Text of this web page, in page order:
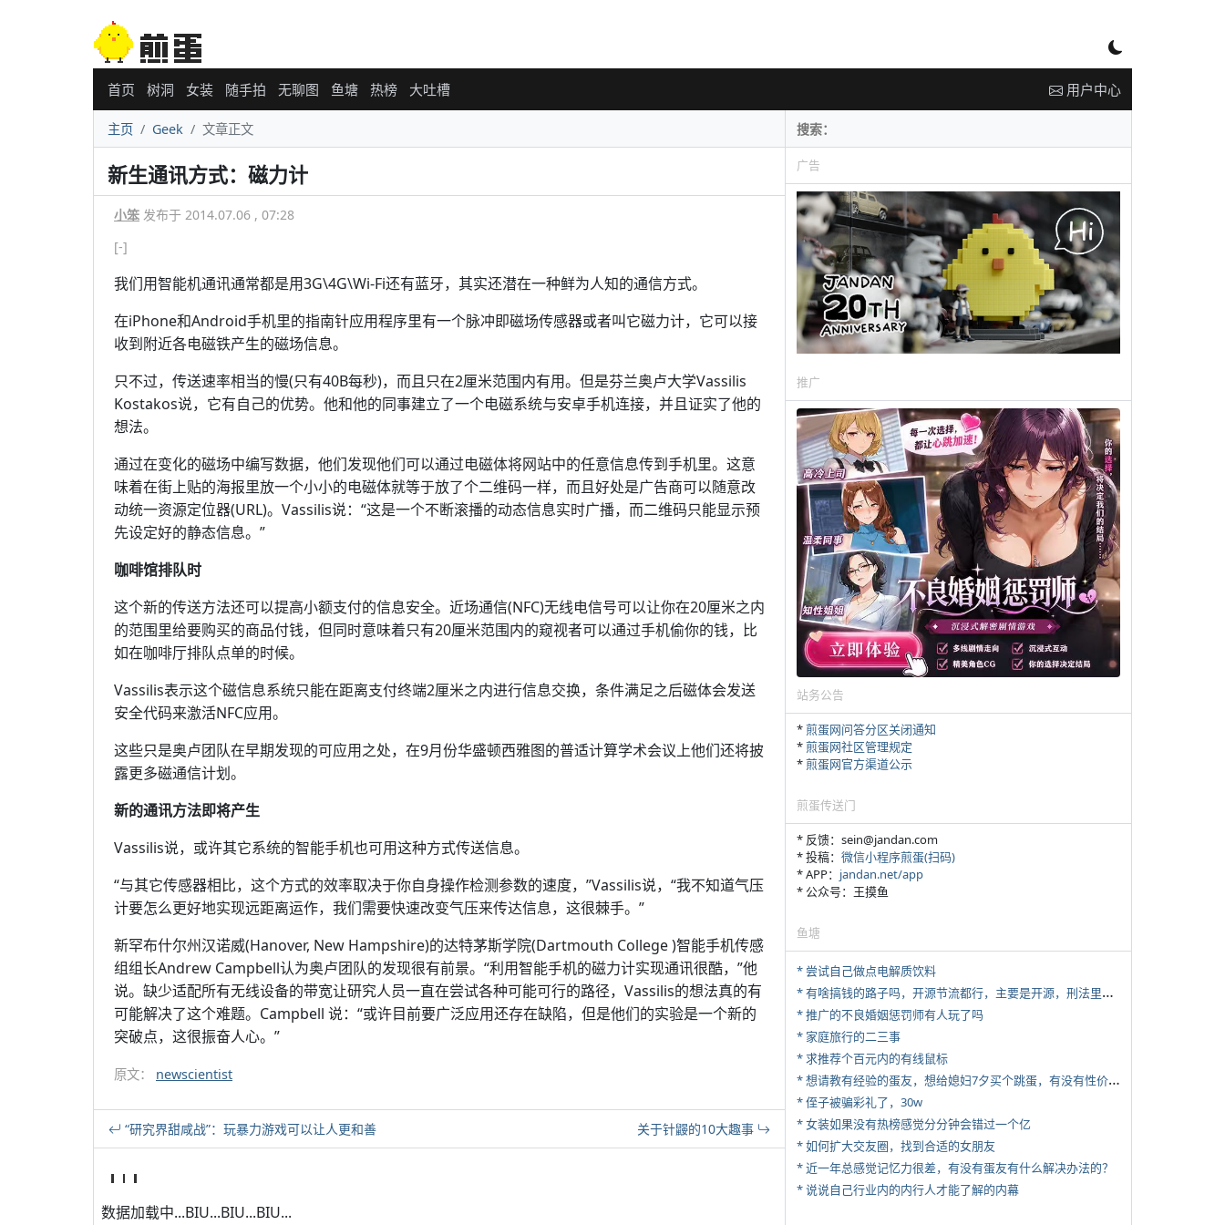
首页 树洞 女装 随手拍 无聊图 鱼塘 热榜 大吐槽 用户中心
主页 Geek 文章正文
新生通讯方式：磁力计
小笨 发布于 2014.07.06 , 07:28
[-]
我们用智能机通讯通常都是用3G\4G\Wi-Fi还有蓝牙，其实还潜在一种鲜为人知的通信方式。
在iPhone和Android手机里的指南针应用程序里有一个脉冲即磁场传感器或者叫它磁力计，它可以接
收到附近各电磁铁产生的磁场信息。
只不过，传送速率相当的慢(只有40B每秒)，而且只在2厘米范围内有用。但是芬兰奥卢大学Vassilis
Kostakos说，它有自己的优势。他和他的同事建立了一个电磁系统与安卓手机连接，并且证实了他的
想法。
通过在变化的磁场中编写数据，他们发现他们可以通过电磁体将网站中的任意信息传到手机里。这意
味着在街上贴的海报里放一个小小的电磁体就等于放了个二维码一样，而且好处是广告商可以随意改
动统一资源定位器(URL)。Vassilis说：“这是一个不断滚播的动态信息实时广播，而二维码只能显示预
先设定好的静态信息。”
咖啡馆排队时
这个新的传送方法还可以提高小额支付的信息安全。近场通信(NFC)无线电信号可以让你在20厘米之内
的范围里给要购买的商品付钱，但同时意味着只有20厘米范围内的窥视者可以通过手机偷你的钱，比
如在咖啡厅排队点单的时候。
Vassilis表示这个磁信息系统只能在距离支付终端2厘米之内进行信息交换，条件满足之后磁体会发送
安全代码来激活NFC应用。
这些只是奥卢团队在早期发现的可应用之处，在9月份华盛顿西雅图的普适计算学术会议上他们还将披
露更多磁通信计划。
新的通讯方法即将产生
Vassilis说，或许其它系统的智能手机也可用这种方式传送信息。
“与其它传感器相比，这个方式的效率取决于你自身操作检测参数的速度，”Vassilis说，“我不知道气压
计要怎么更好地实现远距离运作，我们需要快速改变气压来传达信息，这很棘手。”
新罕布什尔州汉诺威(Hanover, New Hampshire)的达特茅斯学院(Dartmouth College )智能手机传感
组组长Andrew Campbell认为奥卢团队的发现很有前景。“利用智能手机的磁力计实现通讯很酷，”他
说。缺少适配所有无线设备的带宽让研究人员一直在尝试各种可能可行的路径，Vassilis的想法真的有
可能解决了这个难题。Campbell 说：“或许目前要广泛应用还存在缺陷，但是他们的实验是一个新的
突破点，这很振奋人心。”
原文： newscientist
“研究界甜咸战”：玩暴力游戏可以让人更和善 关于针鼹的10大趣事
数据加载中...BIU...BIU...BIU...
广告
推广
站务公告
*煎蛋网问答分区关闭通知
*煎蛋网社区管理规定
*煎蛋网官方渠道公示
煎蛋传送门
* 反馈：sein@jandan.com
* 投稿： 微信小程序煎蛋(扫码)
* APP： jandan.net/app
* 公众号：王摸鱼
鱼塘
* 尝试自己做点电解质饮料
*
有啥搞钱的路子吗，开源节流都行，主要是开源，刑法里的咱不做
* 推广的不良婚姻惩罚师有人玩了吗
* 家庭旅行的二三事
* 求推荐个百元内的有线鼠标
*
想请教有经验的蛋友，想给媳妇7夕买个跳蛋，有没有性价比高的推荐
* 侄子被骗彩礼了，30w
* 女装如果没有热榜感觉分分钟会错过一个亿
* 如何扩大交友圈，找到合适的女朋友
* 近一年总感觉记忆力很差，有没有蛋友有什么解决办法的？
* 说说自己行业内的内行人才能了解的内幕